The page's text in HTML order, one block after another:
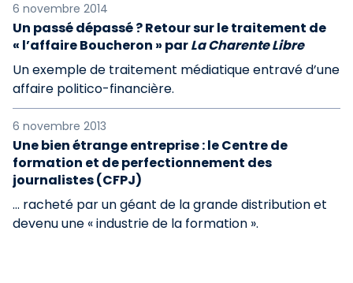
6 novembre 2014
Un passé dépassé ? Retour sur le traitement de
« l’affaire Boucheron » parLa Charente Libre
Un exemple de traitement médiatique entravé d’une
affaire politico-financière.
6 novembre 2013
Une bien étrange entreprise : le Centre de
formation et de perfectionnement des
journalistes (CFPJ)
… racheté par un géant de la grande distribution et
devenu une « industrie de la formation ».